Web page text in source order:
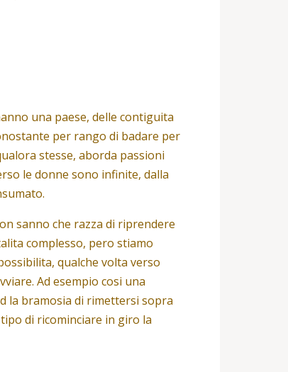
una paese, delle contiguita
per rango di badare per
stesse, aborda passioni
le donne sono infinite, dalla
sanno che razza di riprendere
complesso, pero stiamo
qualche volta verso
Ad esempio cosi una
la bramosia di rimettersi sopra
di ricominciare in giro la